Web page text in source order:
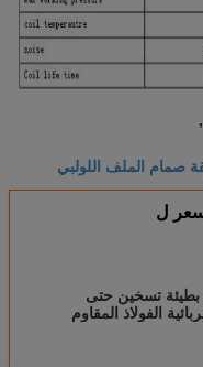
,
ل
بطيئة تسخين حتى
الفولاذ المقاوم